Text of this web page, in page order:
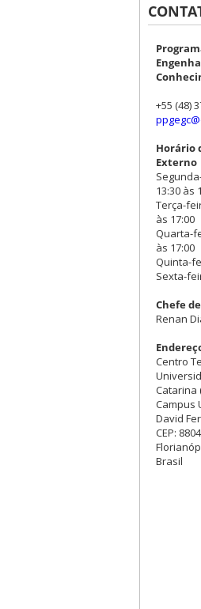
+55 (48)
Horário
Externo
13:30 às
Terça-
às 17:00
Quarta-
às 17:00
Quinta-
Sexta-
Chefe
Renan
Centro
Catarina
Campus
David
CEP:
Brasil